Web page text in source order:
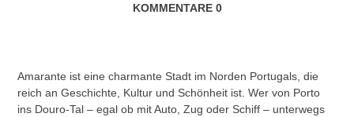
KOMMENTARE 0
Amarante ist eine charmante Stadt im Norden Portugals, die
reich an Geschichte, Kultur und Schönheit ist. Wer von Porto
ins Douro-Tal – egal ob mit Auto, Zug oder Schiff – unterwegs